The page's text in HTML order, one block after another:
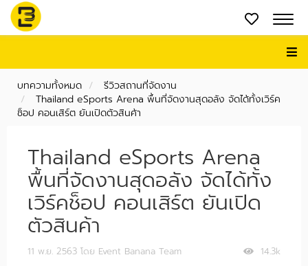
บทความทั้งหมด
รีวิวสถานที่จัดงาน
Thailand eSports Arena พื้นที่จัดงานสุดอลัง จัดได้ทั้งเวิร์ค
ช็อป คอนเสิร์ต ยันเปิดตัวสินค้า
Thailand eSports Arena
พื้นที่จัดงานสุดอลัง จัดได้ทั้ง
เวิร์คช็อป คอนเสิร์ต ยันเปิด
ตัวสินค้า
14.3k
11 พ.ย. 2563 โดย Event Banana Team